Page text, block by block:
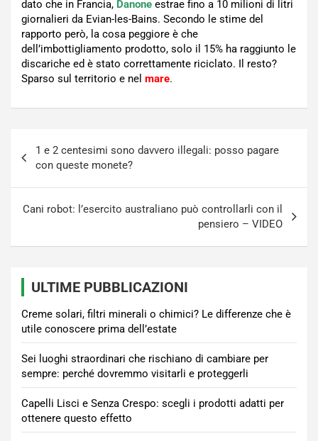
dato che in Francia, Danone estrae fino a 10 milioni di litri
giornalieri da Evian-les-Bains. Secondo le stime del
rapporto però, la cosa peggiore è che
dell’imbottigliamento prodotto, solo il 15% ha raggiunto le
discariche ed è stato correttamente riciclato. Il resto?
Sparso sul territorio e nel mare.
articoli
1 e 2 centesimi sono davvero illegali: posso pagare
con queste monete?
Cani robot: l’esercito australiano può controllarli con il
pensiero – VIDEO
ULTIME PUBBLICAZIONI
Creme solari, filtri minerali o chimici? Le differenze che è
utile conoscere prima dell’estate
Sei luoghi straordinari che rischiano di cambiare per
sempre: perché dovremmo visitarli e proteggerli
Capelli Lisci e Senza Crespo: scegli i prodotti adatti per
ottenere questo effetto